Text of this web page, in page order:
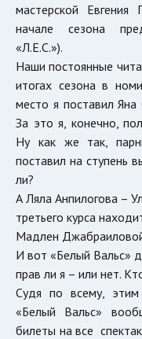
мастерской
начале сезона
«Л.Е.С.»).
Наши постоянные
итогах сезона в
место я поставил Яна
За это я, конечно,
Ну как же так,
поставил на ступень
ли?
А Ляла Анпилогова –
третьего курса
Мадлен
И вот «Белый Вальс»
прав ли я – или нет.
Судя по всему,
«Белый Вальс»
билеты на все